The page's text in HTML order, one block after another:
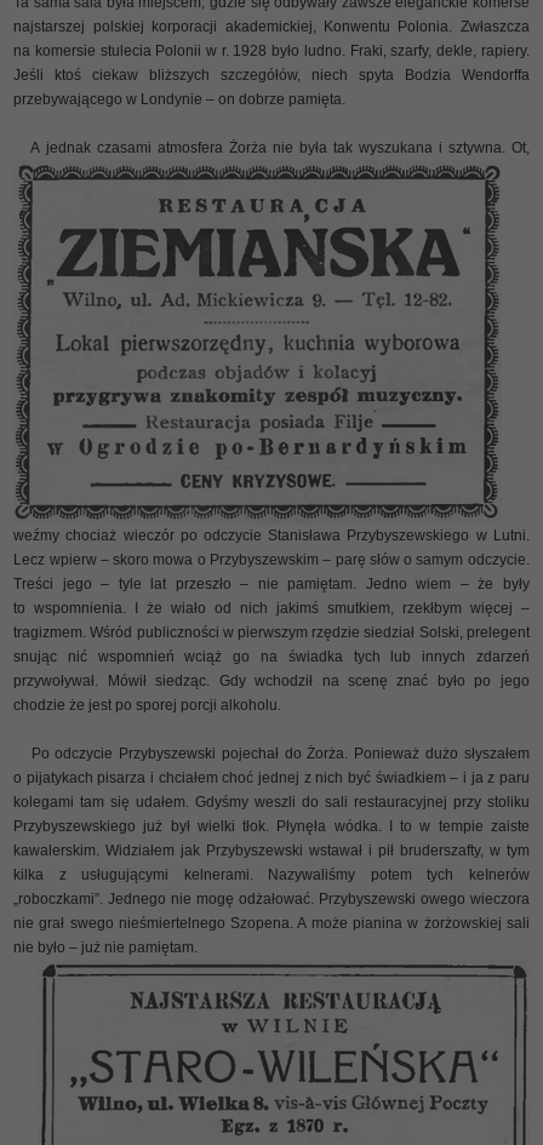
najstarszej polskiej korporacji akademickiej, Konwentu Polonia. Zwłaszcza
na komersie stulecia Polonii w r. 1928 było ludno. Fraki, szarfy, dekle, rapiery.
Jeśli ktoś ciekaw bliższych szczegółów, niech spyta Bodzia Wendorffa
przebywającego w Londynie – on dobrze pamięta.
A jednak czasami atmosfera Żorża nie była tak wyszukana i sztywna. Ot,
weźmy chociaż wieczór po odczycie Stanisława Przybyszewskiego w Lutni.
Lecz wpierw – skoro mowa o Przybyszewskim – parę słów o samym odczycie.
Treści jego – tyle lat przeszło – nie pamiętam. Jedno wiem – że były
to wspomnienia. I że wiało od nich jakimś smutkiem, rzekłbym więcej –
tragizmem. Wśród publiczności w pierwszym rzędzie siedział Solski, prelegent
snując nić wspomnień wciąż go na świadka tych lub innych zdarzeń
przywoływał. Mówił siedząc. Gdy wchodził na scenę znać było po jego
chodzie że jest po sporej porcji alkoholu.
Po odczycie Przybyszewski pojechał do Żorża. Ponieważ dużo słyszałem
o pijatykach pisarza i chciałem choć jednej z nich być świadkiem – i ja z paru
kolegami tam się udałem. Gdyśmy weszli do sali restauracyjnej przy stoliku
Przybyszewskiego już był wielki tłok. Płynęła wódka. I to w tempie zaiste
kawalerskim. Widziałem jak Przybyszewski wstawał i pił bruderszafty, w tym
kilka z usługującymi kelnerami. Nazywaliśmy potem tych keInerów
„roboczkami”. Jednego nie mogę odżałować. Przybyszewski owego wieczora
nie grał swego nieśmiertelnego Szopena. A może pianina w żorżowskiej sali
nie było – już nie pamiętam.